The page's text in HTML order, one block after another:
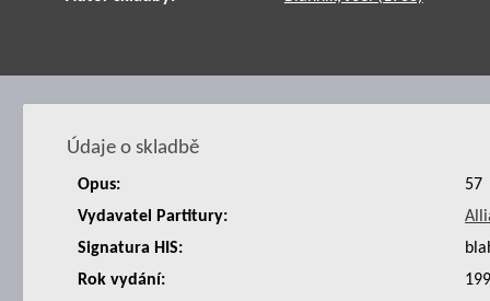
Údaje o skladbě
Opus:
57
Vydavatel Partitury:
Signatura HIS:
Rok vydání: